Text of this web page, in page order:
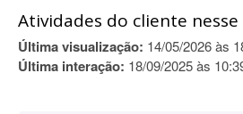
Atividades do cliente
Última visualização: 14/05/2026 às
Última interação: 18/09/2025 às